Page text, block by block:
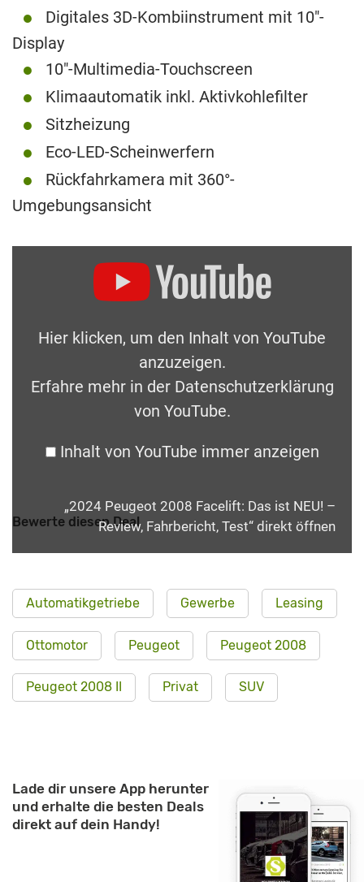
Digitales 3D-Kombiinstrument mit 10″-
Display
10″-Multimedia-Touchscreen
Klimaautomatik inkl. Aktivkohlefilter
Sitzheizung
Eco-LED-Scheinwerfern
Rückfahrkamera mit 360°-
Umgebungsansicht
Hier klicken, um den Inhalt von YouTube
anzuzeigen.
Erfahre mehr in der Datenschutzerklärung
von YouTube.
Inhalt von YouTube immer anzeigen
„2024 Peugeot 2008 Facelift: Das ist NEU! –
Review, Fahrbericht, Test“ direkt öffnen
Bewerte diesen Deal
Automatikgetriebe Gewerbe Leasing
Ottomotor Peugeot Peugeot 2008
Peugeot 2008 II Privat SUV
Lade dir unsere App herunter
und erhalte die besten Deals
direkt auf dein Handy!